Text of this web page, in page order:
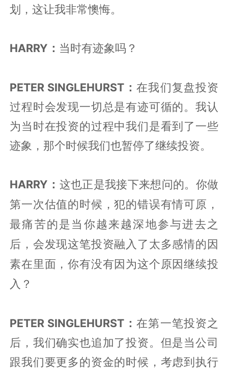
划，这让我非常懊悔。
HARRY： 当时有迹象吗？
PETER SINGLEHURST：在我们复盘投资
过程时会发现一切总是有迹可循的。我认
为当时在投资的过程中我们是看到了一些
迹象，那个时候我们也暂停了继续投资。
HARRY： 这也正是我接下来想问的。你做
第一次估值的时候，犯的错误有情可原，
最痛苦的是当你越来越深地参与进去之
后，会发现这笔投资融入了太多感情的因
素在里面，你有没有因为这个原因继续投
入？
PETER SINGLEHURST：在第一笔投资之
后，我们确实也追加了投资。但是当公司
跟我们要更多的资金的时候，考虑到执行